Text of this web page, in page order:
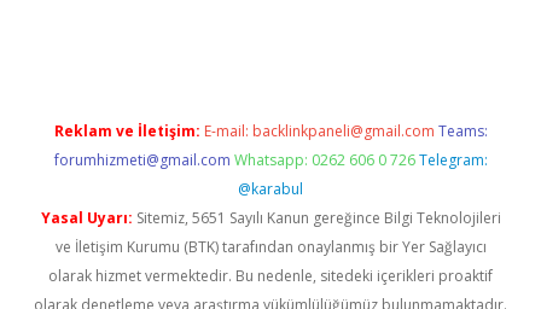
Reklam ve İletişim: E-mail: backlinkpaneli@gmail.com Teams:
forumhizmeti@gmail.com Whatsapp: 0262 606 0 726 Telegram:
@karabul
Yasal Uyarı: Sitemiz, 5651 Sayılı Kanun gereğince Bilgi Teknolojileri
ve İletişim Kurumu (BTK) tarafından onaylanmış bir Yer Sağlayıcı
olarak hizmet vermektedir. Bu nedenle, sitedeki içerikleri proaktif
olarak denetleme veya araştırma yükümlülüğümüz bulunmamaktadır.